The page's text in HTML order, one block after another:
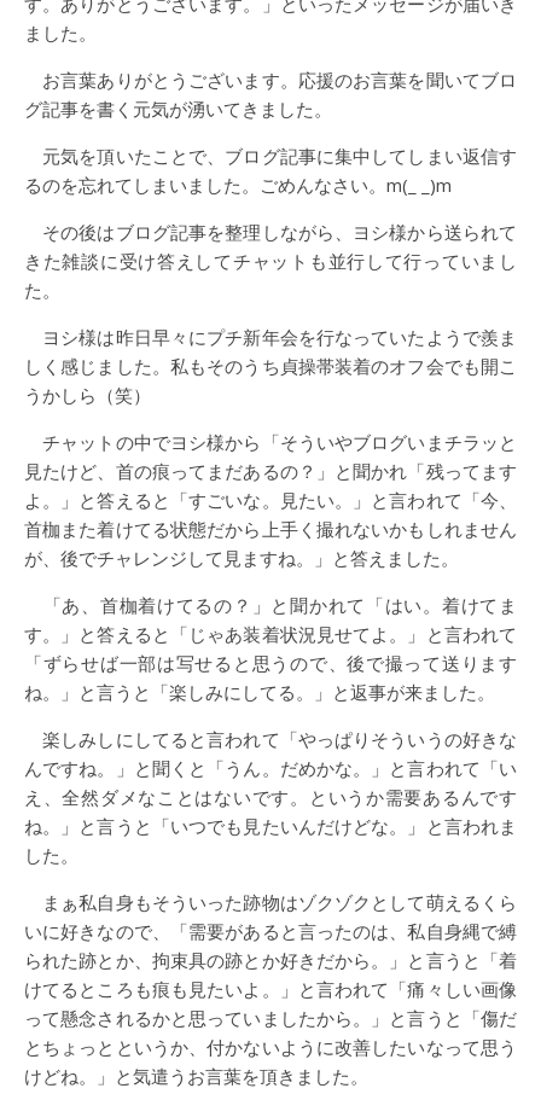
ました。
お言葉ありがとうございます。応援のお言葉を聞いてブロ
グ記事を書く元気が湧いてきました。
元気を頂いたことで、ブログ記事に集中してしまい返信す
るのを忘れてしまいました。ごめんなさい。m(_ _)m
その後はブログ記事を整理しながら、ヨシ様から送られて
きた雑談に受け答えしてチャットも並行して行っていまし
た。
ヨシ様は昨日早々にプチ新年会を行なっていたようで羨ま
しく感じました。私もそのうち貞操帯装着のオフ会でも開こ
うかしら（笑）
チャットの中でヨシ様から「そういやブログいまチラッと
見たけど、首の痕ってまだあるの？」と聞かれ「残ってます
よ。」と答えると「すごいな。見たい。」と言われて「今、
首枷また着けてる状態だから上手く撮れないかもしれません
が、後でチャレンジして見ますね。」と答えました。
「あ、首枷着けてるの？」と聞かれて「はい。着けてま
す。」と答えると「じゃあ装着状況見せてよ。」と言われて
「ずらせば一部は写せると思うので、後で撮って送ります
ね。」と言うと「楽しみにしてる。」と返事が来ました。
楽しみしにしてると言われて「やっぱりそういうの好きな
んですね。」と聞くと「うん。だめかな。」と言われて「い
え、全然ダメなことはないです。というか需要あるんです
ね。」と言うと「いつでも見たいんだけどな。」と言われま
した。
まぁ私自身もそういった跡物はゾクゾクとして萌えるくら
いに好きなので、「需要があると言ったのは、私自身縄で縛
られた跡とか、拘束具の跡とか好きだから。」と言うと「着
けてるところも痕も見たいよ。」と言われて「痛々しい画像
って懸念されるかと思っていましたから。」と言うと「傷だ
とちょっとというか、付かないように改善したいなって思う
けどね。」と気遣うお言葉を頂きました。